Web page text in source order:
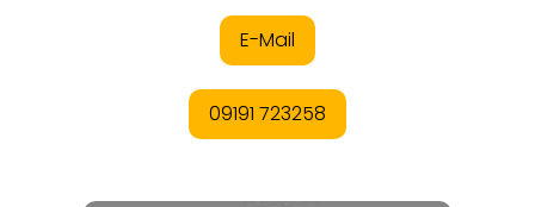
ANGEBOTE